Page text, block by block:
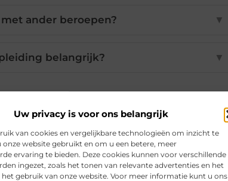
Uw privacy is voor ons belangrijk
van cookies en vergelijkbare technologieën om inzicht te
onze website gebruikt en om u een betere, meer
ervaring te bieden. Deze cookies kunnen voor verschillende
ingezet, zoals het tonen van relevante advertenties en het
het gebruik van onze website. Voor meer informatie kunt u ons
ander beroepen? ▼
belangrijk? ▼
LinkedIn